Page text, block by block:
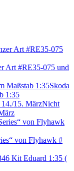
Art #RE35-075 und
Skoda
1:35
Nicht
von Flyhawk #